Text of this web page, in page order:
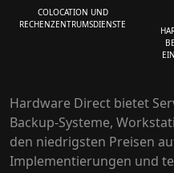
COLOCATION UND
RECHENZENTRUMSDIENSTE
Hardware Direct bietet
Backup-Systeme,
den niedrigsten Preisen
Implementierungen und